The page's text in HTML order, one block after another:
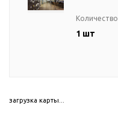
Количество
1 шт
загрузка карты...